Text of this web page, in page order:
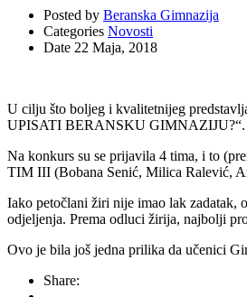
Posted by Beranska Gimnazija
Categories Novosti
Date 22 Maja, 2018
U cilju što boljeg i kvalitetnijeg
UPISATI BERANSKU GIMNAZIJU?“.
Na konkurs su se prijavila 4 tima, i to
TIM III (Bobana Senić, Milica Ralević,
Iako petočlani žiri nije imao lak zadatak,
odjeljenja. Prema odluci žirija, najbolji
Ovo je bila još jedna prilika da učenici
Share: